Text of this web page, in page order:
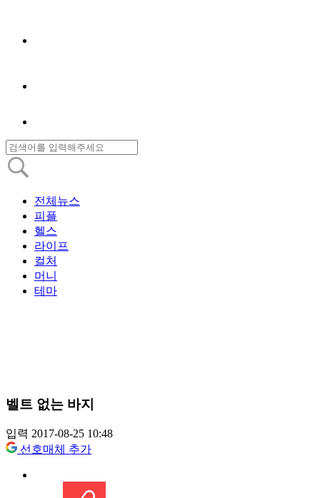
전체뉴스
피플
헬스
라이프
컬처
머니
테마
벨트 없는 바지
입력 2017-08-25 10:48
선호매체 추가